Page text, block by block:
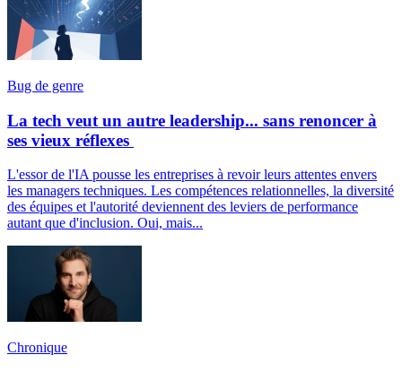
Bug de genre
La tech veut un autre leadership... sans renoncer à
ses vieux réflexes
L'essor de l'IA pousse les entreprises à revoir leurs attentes envers
les managers techniques. Les compétences relationnelles, la diversité
des équipes et l'autorité deviennent des leviers de performance
autant que d'inclusion. Oui, mais...
Chronique